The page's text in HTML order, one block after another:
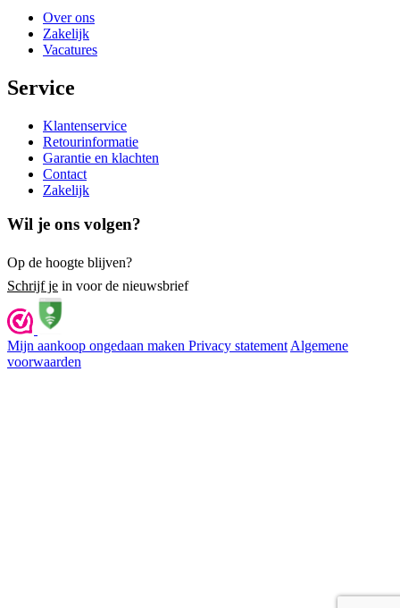
Over ons
Zakelijk
Vacatures
Service
Klantenservice
Retourinformatie
Garantie en klachten
Contact
Zakelijk
Wil je ons volgen?
Op de hoogte blijven?
Schrijf je in voor de nieuwsbrief
Mijn aankoop ongedaan maken Privacy statement Algemene
voorwaarden